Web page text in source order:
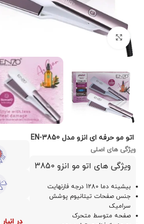
بزرگنمایی تصویر
اتو مو حرفه ای انزو مدل EN-3850
ویژگی های اصلی
ویژگی های اتو مو انزو 3850
بیشینه دما 1280 درجه فارنهایت
جنس صفحات تیتانیوم پوشش
سرامیک
صفحه متوسط متحرک
در